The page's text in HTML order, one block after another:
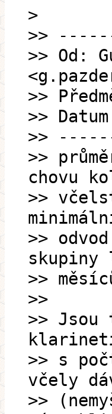
>
>>
>> Od:
>>
>>
>>
>>
chovu
>>
>>
>>
>>
>> Jsou
>> s
včely
>>